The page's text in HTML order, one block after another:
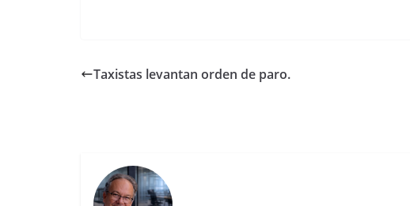
Taxistas levantan orden de paro.